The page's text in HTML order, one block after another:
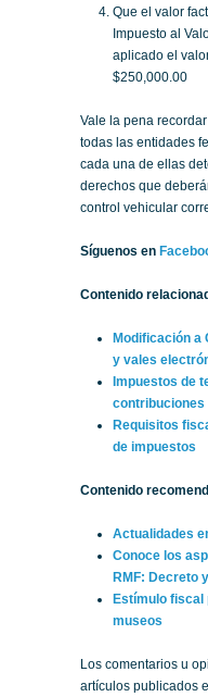
Que el valor
Impuesto al
aplicado el
$250,000.00
Vale la pena
todas las entidades
cada una de ellas
derechos que
control vehicular
Síguenos en
Contenido
Modificación a
y vales
Impuestos de
contribuciones
Requisitos
de impuestos
Contenido
Actualidades
Conoce los
RMF: Decreto
Estímulo fiscal
museos
Los comentarios u
artículos publicados